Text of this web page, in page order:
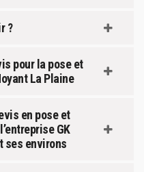
?
pour la pose et
La Plaine
en pose et
GK
ses environs